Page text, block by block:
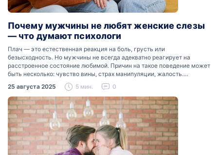
Почему мужчины не любят женские слезы
— что думают психологи
Плач — это естественная реакция на боль, грусть или
безысходность. Но мужчины не всегда адекватно реагирует на
расстроенное состояние любимой. Причин на такое поведение может
быть несколько: чувство вины, страх манипуляции, жалость.
Разобраться, почему мужчины боятся женских слез, помогут советы
психологов…
25 августа 2025 5 мин. 0